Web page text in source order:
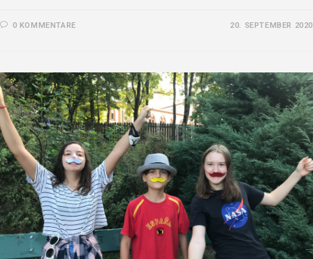
0 KOMMENTARE 20. SEPTEMBER 2020